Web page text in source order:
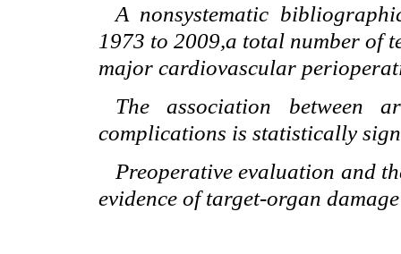
A nonsystematic
1973 to 2009,a total number of
major cardiovascular
The association between
complications is statistically
Preoperative evaluation and
evidence of target-organ